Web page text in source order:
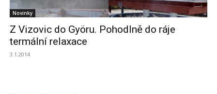
Novinky
Z Vizovic do Györu. Pohodlně do ráje
termální relaxace
3.1.2014